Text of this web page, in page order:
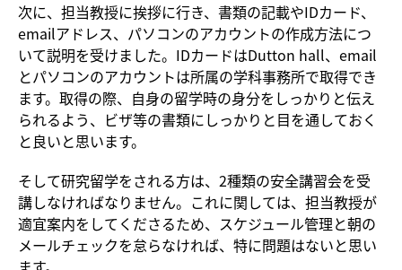
次に、担当教授に挨拶に行き、書類の記載やIDカード、
emailアドレス、パソコンのアカウントの作成方法につ
いて説明を受けました。IDカードはDutton hall、email
とパソコンのアカウントは所属の学科事務所で取得でき
ます。取得の際、自身の留学時の身分をしっかりと伝え
られるよう、ビザ等の書類にしっかりと目を通しておく
と良いと思います。
そして研究留学をされる方は、2種類の安全講習会を受
講しなければなりません。これに関しては、担当教授が
適宜案内をしてくださるため、スケジュール管理と朝の
メールチェックを怠らなければ、特に問題はないと思い